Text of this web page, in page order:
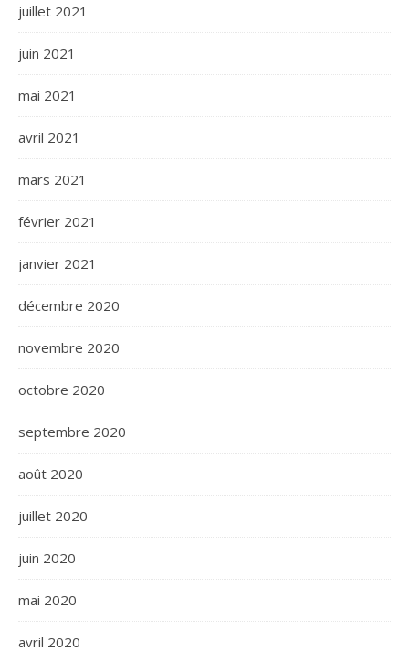
juillet 2021
juin 2021
mai 2021
avril 2021
mars 2021
février 2021
janvier 2021
décembre 2020
novembre 2020
octobre 2020
septembre 2020
août 2020
juillet 2020
juin 2020
mai 2020
avril 2020